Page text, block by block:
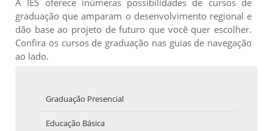
graduação que amparam o desenvolvimento regional e
dão base ao projeto de futuro que você quer escolher.
Confira os cursos de graduação nas guias de navegação
ao lado.
Graduação Presencial
Educação Básica